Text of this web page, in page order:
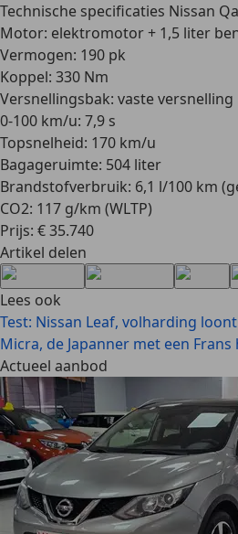
Technische specificaties Nissan
Motor: elektromotor + 1,5 liter
Vermogen: 190 pk
Koppel: 330 Nm
Versnellingsbak: vaste versnelling
0-100 km/u: 7,9 s
Topsnelheid: 170 km/u
Bagageruimte: 504 liter
Brandstofverbruik: 6,1 l/100 km
CO2: 117 g/km (WLTP)
Prijs: € 35.740
Artikel delen
Lees ook
Test: Nissan Leaf, volharding loont
Micra, de Japanner met een Frans
Actueel aanbod